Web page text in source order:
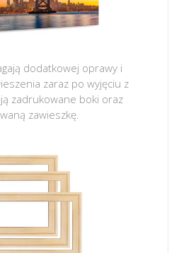
dodatkowej oprawy i
zaraz po wyjęciu z
zadrukowane boki oraz
zawieszkę.